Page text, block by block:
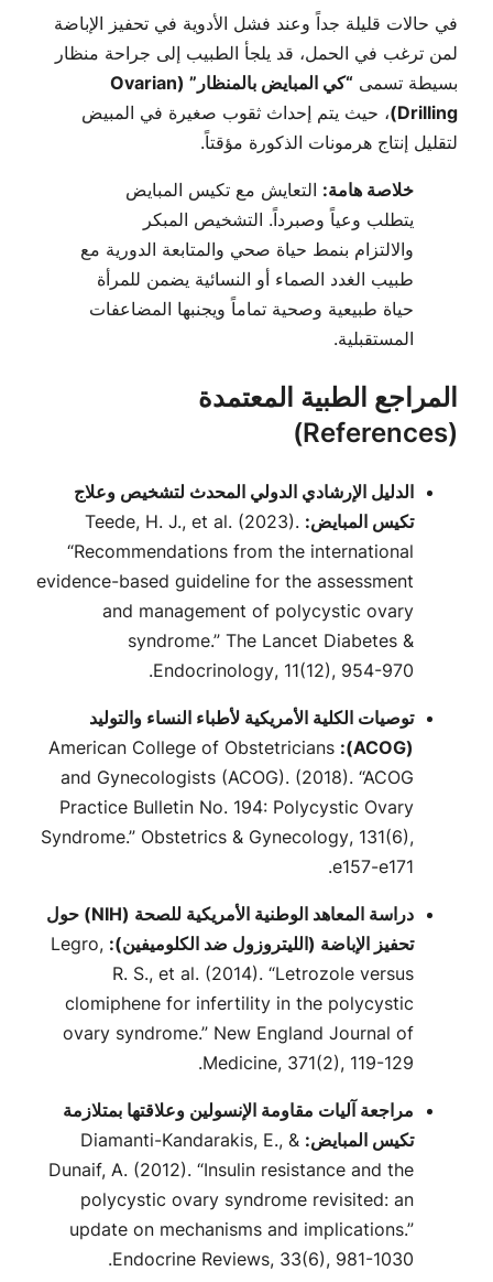
في حالات قليلة جداً وعند فشل الأدوية في تحفيز الإباضة
لمن ترغب في الحمل، قد يلجأ الطبيب إلى جراحة منظار
بسيطة تسمى
“كي المبايض بالمنظار” (Ovarian
Drilling) ، حيث يتم إحداث ثقوب صغيرة في المبيض
لتقليل إنتاج هرمونات الذكورة مؤقتاً.
خلاصة هامة: التعايش مع تكيس المبايض
يتطلب وعياً وصبرداً. التشخيص المبكر
والالتزام بنمط حياة صحي والمتابعة الدورية مع
طبيب الغدد الصماء أو النسائية يضمن للمرأة
حياة طبيعية وصحية تماماً ويجنبها المضاعفات
المستقبلية.
المراجع الطبية المعتمدة
(References)
الدليل الإرشادي الدولي المحدث لتشخيص وعلاج
تكيس المبايض: Teede, H. J., et al. (2023).
“Recommendations from the international
evidence-based guideline for the assessment
and management of polycystic ovary
syndrome.” The Lancet Diabetes &
Endocrinology, 11(12), 954-970.
توصيات الكلية الأمريكية لأطباء النساء والتوليد
(ACOG):
American College of Obstetricians
and Gynecologists (ACOG). (2018). “ACOG
Practice Bulletin No. 194: Polycystic Ovary
Syndrome.” Obstetrics & Gynecology, 131(6),
e157-e171.
دراسة المعاهد الوطنية الأمريكية للصحة (NIH) حول
تحفيز الإباضة (الليتروزول ضد الكلوميفين): Legro,
R. S., et al. (2014). “Letrozole versus
clomiphene for infertility in the polycystic
ovary syndrome.” New England Journal of
Medicine, 371(2), 119-129.
مراجعة آليات مقاومة الإنسولين وعلاقتها بمتلازمة
تكيس المبايض: Diamanti-Kandarakis, E., &
Dunaif, A. (2012). “Insulin resistance and the
polycystic ovary syndrome revisited: an
update on mechanisms and implications.”
Endocrine Reviews, 33(6), 981-1030.